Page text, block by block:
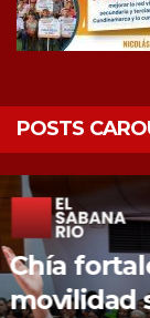
POSTS
Chía
fuentes
tres